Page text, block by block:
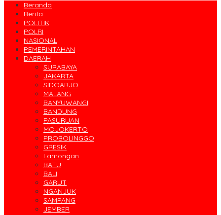
Beranda
Berita
POLITIK
POLRI
NASIONAL
PEMERINTAHAN
DAERAH
SURABAYA
JAKARTA
SIDOARJO
MALANG
BANYUWANGI
BANDUNG
PASURUAN
MOJOKERTO
PROBOLINGGO
GRESIK
Lamongan
BATU
BALI
GARUT
NGANJUK
SAMPANG
JEMBER